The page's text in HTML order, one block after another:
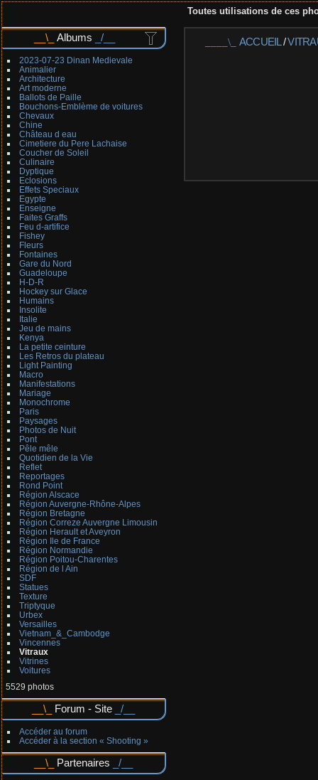
Toutes utilisations de ces
Albums
2023-07-23 Dinan Medievale
Animalier
Architecture
Art moderne
Ballots de Paille
Bouchons-Emblème de voitures
Chevaux
Chine
Château d eau
Cimetiere du Pere Lachaise
Coucher de Soleil
Culinaire
Dyptique
Eclosions
Effets Speciaux
Egypte
Enseigne
Faites Graffs
Feu d-artifice
Fishey
Fleurs
Fontaines
Gare du Nord
Guadeloupe
H-D-R
Hockey sur Glace
Humains
Insolite
Italie
Jeu de mains
Kenya
La petite ceinture
Les Retros du plateau
Light Painting
Macro
Manifestations
Mariage
Monochrome
Paris
Paysages
Photos de Nuit
Pont
Pêle mêle
Quotidien de la Vie
Reflet
Reportages
Rond Point
Région Alscace
Région Auvergne-Rhône-Alpes
Région Bretagne
Région Correze Auvergne Limousin
Région Herault et Aveyron
Région Ile de France
Région Normandie
Région Poitou-Charentes
Région de l Ain
SDF
Statues
Texture
Triptyque
Urbex
Versailles
Vietnam_&_Cambodge
Vincennes
Vitraux
Vitrines
Voitures
5529 photos
Forum - Site
Accéder au forum
Accéder à la section « Shooting »
Partenaires
ACCUEIL/